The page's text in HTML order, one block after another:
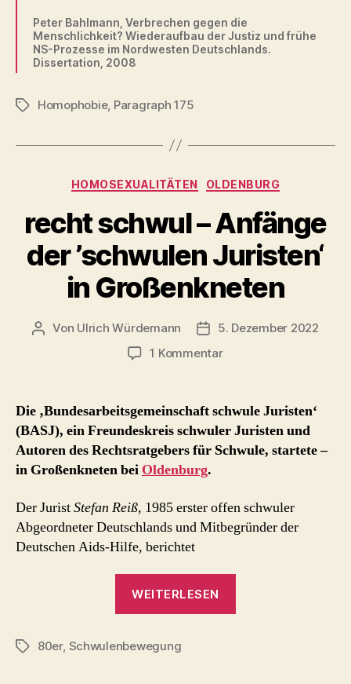
Peter Bahlmann, Verbrechen gegen die
Menschlichkeit? Wiederaufbau der Justiz und frühe
NS-Prozesse im Nordwesten Deutschlands.
Dissertation, 2008
Schlagwörter
Homophobie, Paragraph 175
Kategorien
HOMOSEXUALITÄTEN OLDENBURG
recht schwul – Anfänge
der ’schwulen Juristen‘
in Großenkneten
Beitragsautor
Von Ulrich Würdemann Beitragsdatum
5. Dezember 2022
1 Kommentarzu
–
Anfänge
der
’schwulen
Großenkneten
Die ‚Bundesarbeitsgemeinschaft schwule Juristen‘
(BASJ), ein Freundeskreis schwuler Juristen und
Autoren des Rechtsratgebers für Schwule, startete –
in Großenkneten bei Oldenburg.
Der JuristStefan Reiß, 1985 erster offen schwuler
Abgeordneter Deutschlands und Mitbegründer der
Deutschen Aids-Hilfe, berichtet
WEITERLESEN
Schlagwörter
80er, Schwulenbewegung